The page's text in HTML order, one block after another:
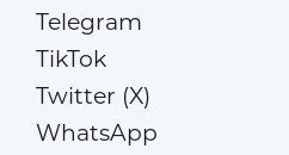
Telegram
TikTok
Twitter (X)
WhatsApp